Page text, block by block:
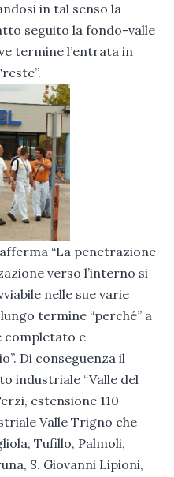
in tal senso la
seguito la fondo-valle
termine l’entrata in
“La penetrazione
verso l’interno si
nelle sue varie
termine “perché” a
completato e
Di conseguenza il
industriale “Valle del
estensione 110
Valle Trigno che
Tufillo, Palmoli,
S. Giovanni Lipioni,